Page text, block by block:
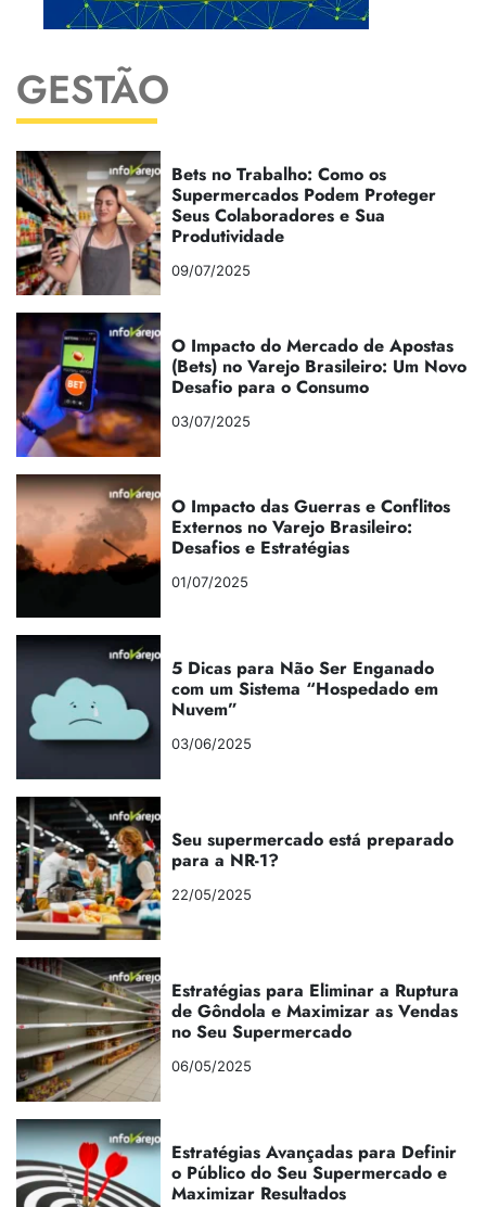
GESTÃO
Bets no Trabalho: Como os
Supermercados Podem Proteger
Seus Colaboradores e Sua
Produtividade
09/07/2025
O Impacto do Mercado de Apostas
(Bets) no Varejo Brasileiro: Um Novo
Desafio para o Consumo
03/07/2025
O Impacto das Guerras e Conflitos
Externos no Varejo Brasileiro:
Desafios e Estratégias
01/07/2025
5 Dicas para Não Ser Enganado
com um Sistema “Hospedado em
Nuvem”
03/06/2025
Seu supermercado está preparado
para a NR-1?
22/05/2025
Estratégias para Eliminar a Ruptura
de Gôndola e Maximizar as Vendas
no Seu Supermercado
06/05/2025
Estratégias Avançadas para Definir
o Público do Seu Supermercado e
Maximizar Resultados